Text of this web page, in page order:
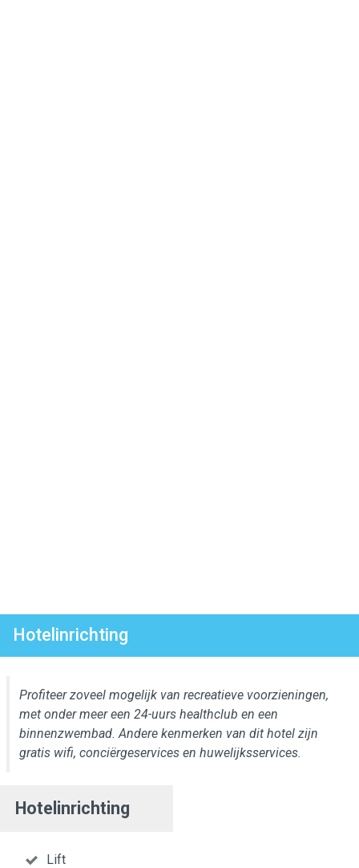
Hotelinrichting
Profiteer zoveel mogelijk van recreatieve voorzieningen,
met onder meer een 24-uurs healthclub en een
binnenzwembad. Andere kenmerken van dit hotel zijn
gratis wifi, conciërgeservices en huwelijksservices.
Hotelinrichting
Lift